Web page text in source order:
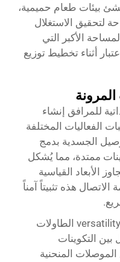
بيئات طعام حميمية،
لتحقيق الاستغلال
الأكبر التي
أثناء تخطيط توزيع
للمرافق إنشاء
الفعاليات المختلفة
الجسدية بدمج
ممتدة، مما يُشكل
الأبعاد القياسية
هذه تثبيتاً آمناً
توسّع إمكانات تحويل الشكل من versatility الطاولات
التكوينات
المنحنية